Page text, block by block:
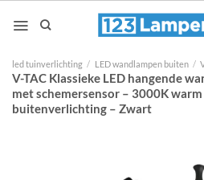
naar
led tuinverlichting / LED wandlampen buiten /
V-TAC Klassieke LED hangende
met schemersensor – 3000K
buitenverlichting – Zwart